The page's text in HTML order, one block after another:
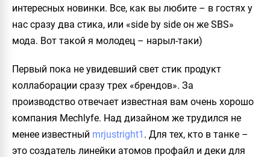
интересных новинки. Все, как вы любите – в гостях у
нас сразу два стика, или «side by side он же SBS»
мода. Вот такой я молодец – нарыл-таки)
Первый пока не увидевший свет стик продукт
коллаборации сразу трех «брендов». За
производство отвечает известная вам очень хорошо
компания Mechlyfe. Над дизайном же трудился не
менее известный mrjustright1 . Для тех, кто в танке –
это создатель линейки атомов профайл и деки для